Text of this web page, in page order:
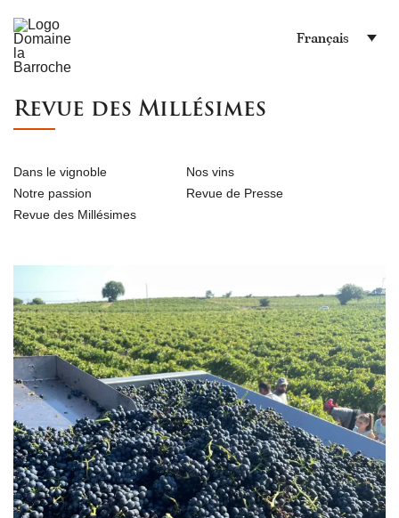
Français
Revue des Millésimes
Dans le vignoble
Nos vins
Notre passion
Revue de Presse
Revue des Millésimes